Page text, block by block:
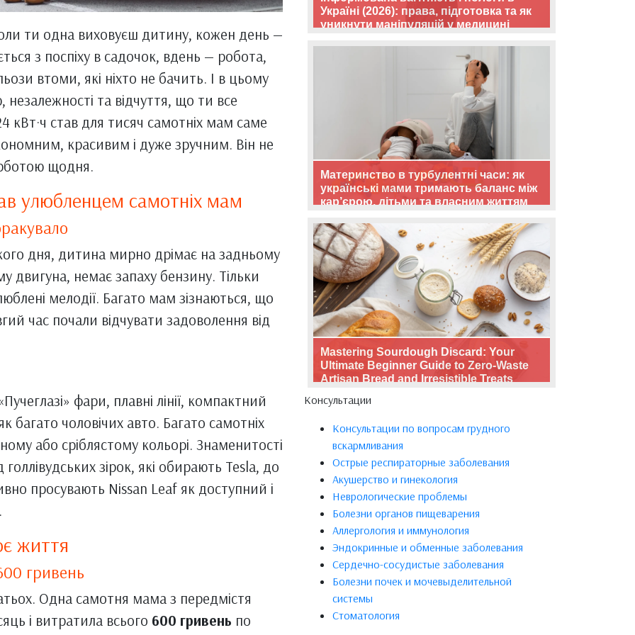
ти одна виховуєш дитину, кожен день —
з поспіху в садочок, вдень — робота,
втоми, які ніхто не бачить. І в цьому
та відчуття, що ти все
кВт·ч став для тисяч самотніх мам саме
красивим і дуже зручним. Він не
щодня.
улюбленцем самотніх мам
дня, дитина мирно дрімає на задньому
двигуна, немає запаху бензину. Тільки
мелодії. Багато мам зізнаються, що
час почали відчувати задоволення від
фари, плавні лінії, компактний
багато чоловічих авто. Багато самотніх
або сріблястому кольорі. Знаменитості
зірок, які обирають Tesla, до
просувають Nissan Leaf як доступний і
життя
гривень
Одна самотня мама з передмістя
і витратила всього 600 гривень по
Україні (2026): права, підготовка та як
уникнути маніпуляцій у медицині
Материнство в турбулентні часи: як
українські мами тримають баланс між
кар’єрою, дітьми та власним життям
Mastering Sourdough Discard: Your
Ultimate Beginner Guide to Zero-Waste
Artisan Bread and Irresistible Treats
Консультации
Консультации по вопросам грудного
вскармливания
Острые респираторные заболевания
Акушерство и гинекология
Неврологические проблемы
Болезни органов пищеварения
Аллергология и иммунология
Эндокринные и обменные заболевания
Сердечно-сосудистые заболевания
Болезни почек и мочевыделительной
системы
Стоматология